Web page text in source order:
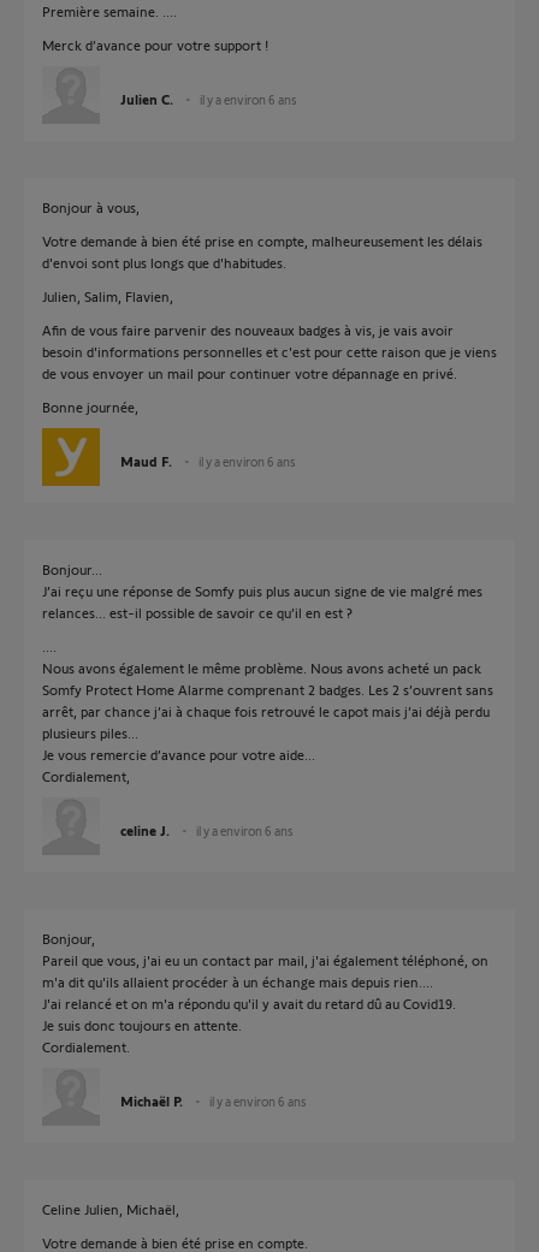
Première semaine. ....
Merck d’avance pour votre support !
Julien C. il y a environ 6 ans
Bonjour à vous,
Votre demande à bien été prise en compte, malheureusement les délais
d'envoi sont plus longs que d'habitudes.
Julien, Salim, Flavien,
Afin de vous faire parvenir des nouveaux badges à vis, je vais avoir
besoin d'informations personnelles et c'est pour cette raison que je viens
de vous envoyer un mail pour continuer votre dépannage en privé.
Bonne journée,
Maud F. il y a environ 6 ans
Bonjour...
J’ai reçu une réponse de Somfy puis plus aucun signe de vie malgré mes
relances... est-il possible de savoir ce qu’il en est ?
Nous avons également le même problème. Nous avons acheté un pack
Somfy Protect Home Alarme comprenant 2 badges. Les 2 s’ouvrent sans
arrêt, par chance j’ai à chaque fois retrouvé le capot mais j’ai déjà perdu
plusieurs piles...
Je vous remercie d’avance pour votre aide...
Cordialement,
celine J. il y a environ 6 ans
Bonjour,
Pareil que vous, j'ai eu un contact par mail, j'ai également téléphoné, on
m'a dit qu'ils allaient procéder à un échange mais depuis rien....
J'ai relancé et on m'a répondu qu'il y avait du retard dû au Covid19.
Je suis donc toujours en attente.
Cordialement.
Michaël P. il y a environ 6 ans
Celine Julien, Michaël,
Votre demande à bien été prise en compte.